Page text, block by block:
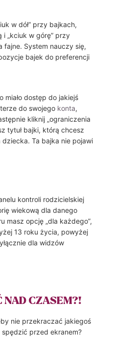
w dół” przy bajkach,
i „kciuk w górę” przy
fajne. System nauczy się,
bajek do preferencji
miało dostęp do jakiejś
do swojego konta,
kliknij „ograniczenia
tytuł bajki, którą chcesz
Ta bajka nie pojawi
kontroli rodzicielskiej
wiekową dla danego
masz opcję „dla każdego”,
13 roku życia, powyżej
dla widzów
NAD CZASEM?!
nie przekraczać jakiegoś
przed ekranem?